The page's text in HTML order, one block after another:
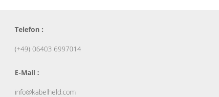
Telefon :
(+49) 06403 6997014
E-Mail :
info@kabelheld.com